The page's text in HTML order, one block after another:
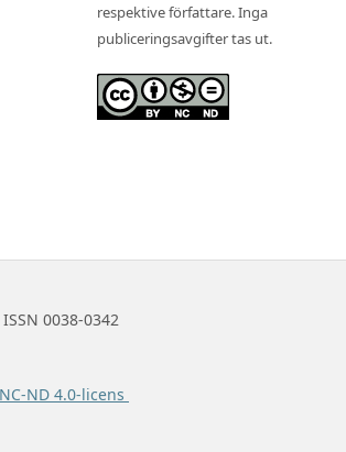
respektive författare. Inga
publiceringsavgifter tas ut.
0038-0342
ND 4.0-licens